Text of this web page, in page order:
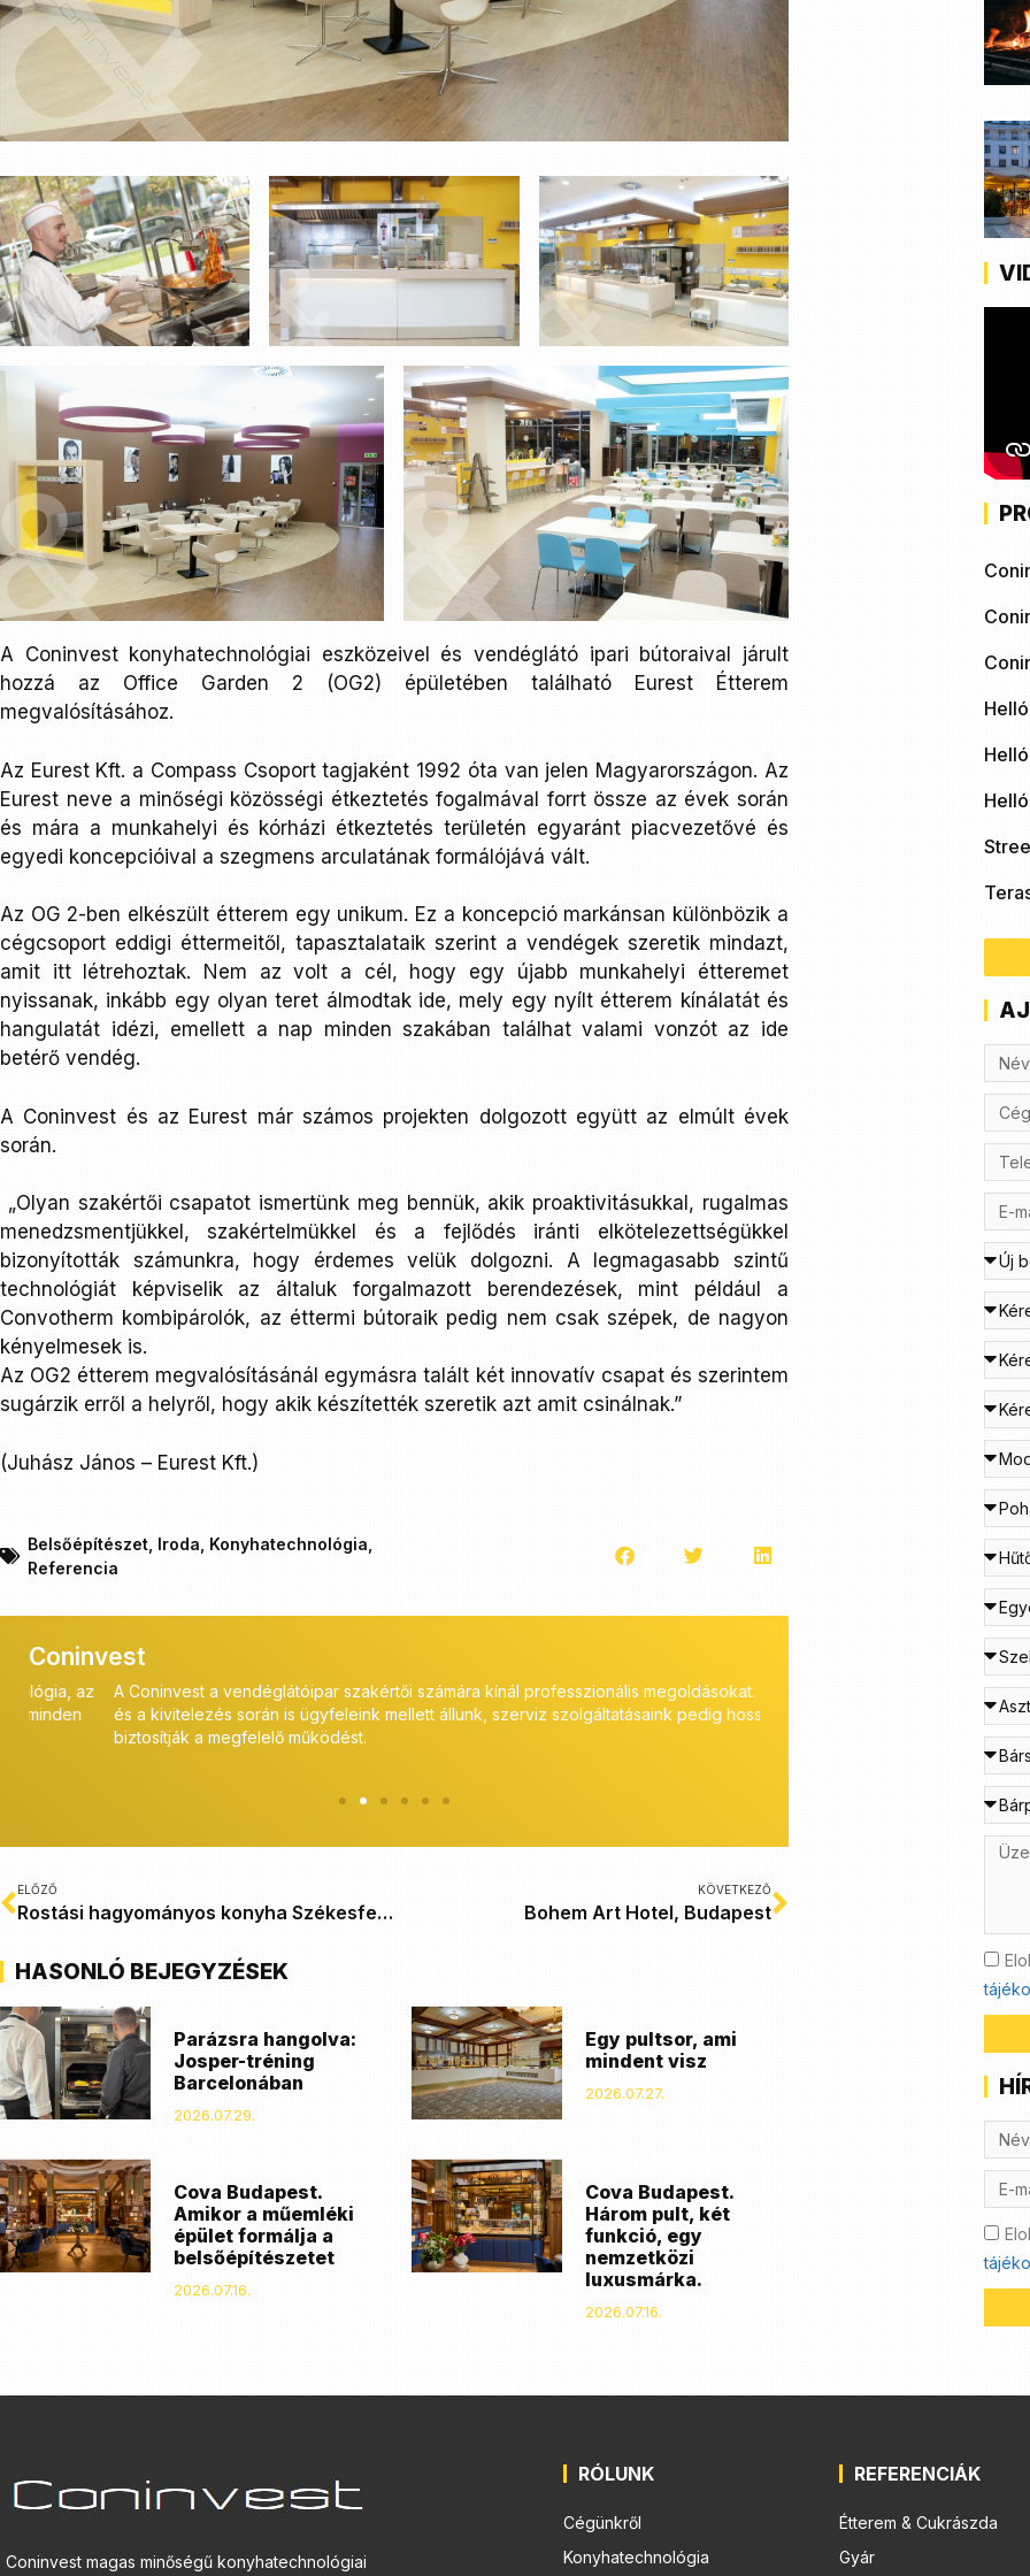
A Coninvest konyhatechnológiai eszközeivel és vendéglátó ipari bútoraival járult
hozzá az Office Garden 2 (OG2) épületében található Eurest Étterem
megvalósításához.
Az Eurest Kft. a Compass Csoport tagjaként 1992 óta van jelen Magyarországon. Az
Eurest neve a minőségi közösségi étkeztetés fogalmával forrt össze az évek során
és mára a munkahelyi és kórházi étkeztetés területén egyaránt piacvezetővé és
egyedi koncepcióival a szegmens arculatának formálójává vált.
Az OG 2-ben elkészült étterem egy unikum. Ez a koncepció markánsan különbözik a
cégcsoport eddigi éttermeitől, tapasztalataik szerint a vendégek szeretik mindazt,
amit itt létrehoztak. Nem az volt a cél, hogy egy újabb munkahelyi étteremet
nyissanak, inkább egy olyan teret álmodtak ide, mely egy nyílt étterem kínálatát és
hangulatát idézi, emellett a nap minden szakában találhat valami vonzót az ide
betérő vendég.
A Coninvest és az Eurest már számos projekten dolgozott együtt az elmúlt évek
során.
„Olyan szakértői csapatot ismertünk meg bennük, akik proaktivitásukkal, rugalmas
menedzsmentjükkel, szakértelmükkel és a fejlődés iránti elkötelezettségükkel
bizonyították számunkra, hogy érdemes velük dolgozni. A legmagasabb szintű
technológiát képviselik az általuk forgalmazott berendezések, mint például a
Convotherm kombipárolók, az éttermi bútoraik pedig nem csak szépek, de nagyon
kényelmesek is.
Az OG2 étterem megvalósításánál egymásra talált két innovatív csapat és szerintem
sugárzik erről a helyről, hogy akik készítették szeretik azt amit csinálnak.”
(Juhász János – Eurest Kft.)
Belsőépítészet Iroda Konyhatechnológia
Referencia
Coninvest
A Coninvest a vendéglátóipar szakértői számára kínál professzionális megoldásokat. A tervezés
és a kivitelezés során is ügyfeleink mellett állunk, szerviz szolgáltatásaink pedig hosszútávon is
biztosítják a megfelelő működést.
A Coninvest a magas minőségű
számára széles közületi bútor
mély szaktudással,
ELŐZŐ
Rostási hagyományos konyha Székesfehérvár
KÖVETKEZŐ
Bohem Art Hotel, Budapest
HASONLÓ BEJEGYZÉSEK
Parázsra hangolva:
Josper-tréning
Barcelonában
2026.07.29.
Egy pultsor, ami
mindent visz
2026.07.27.
Cova Budapest.
Amikor a műemléki
épület formálja a
belsőépítészetet
2026.07.16.
Cova Budapest.
Három pult, két
funkció, egy
nemzetközi
luxusmárka.
2026.07.16.
Coninvest magas minőségű konyhatechnológiai
RÓLUNK
Cégünkről
Konyhatechnológia
REFERENCIÁK
Étterem & Cukrászda
Gyár